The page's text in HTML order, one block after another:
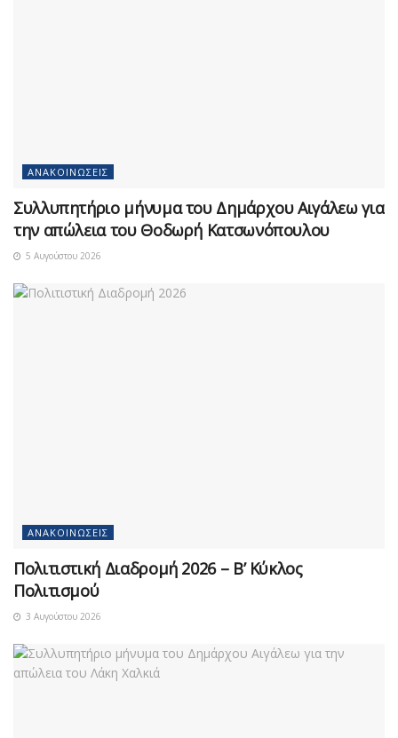
ΑΝΑΚΟΙΝΏΣΕΙΣ
Συλλυπητήριο μήνυμα του Δημάρχου Αιγάλεω για
την απώλεια του Θοδωρή Κατσωνόπουλου
5 Αυγούστου 2026
ΑΝΑΚΟΙΝΏΣΕΙΣ
Πολιτιστική Διαδρομή 2026 – Β’ Κύκλος
Πολιτισμού
3 Αυγούστου 2026